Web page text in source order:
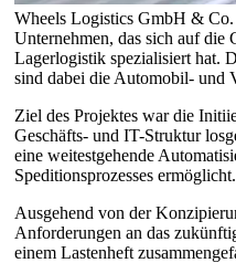
Wheels Logistics GmbH &
Unternehmen, das sich auf die
Lagerlogistik spezialisiert hat.
sind dabei die Automobil- und
Ziel des Projektes war die
Geschäfts- und IT-Struktur
eine weitestgehende
Speditionsprozesses ermöglicht.
Ausgehend von der
Anforderungen an das
einem Lastenheft